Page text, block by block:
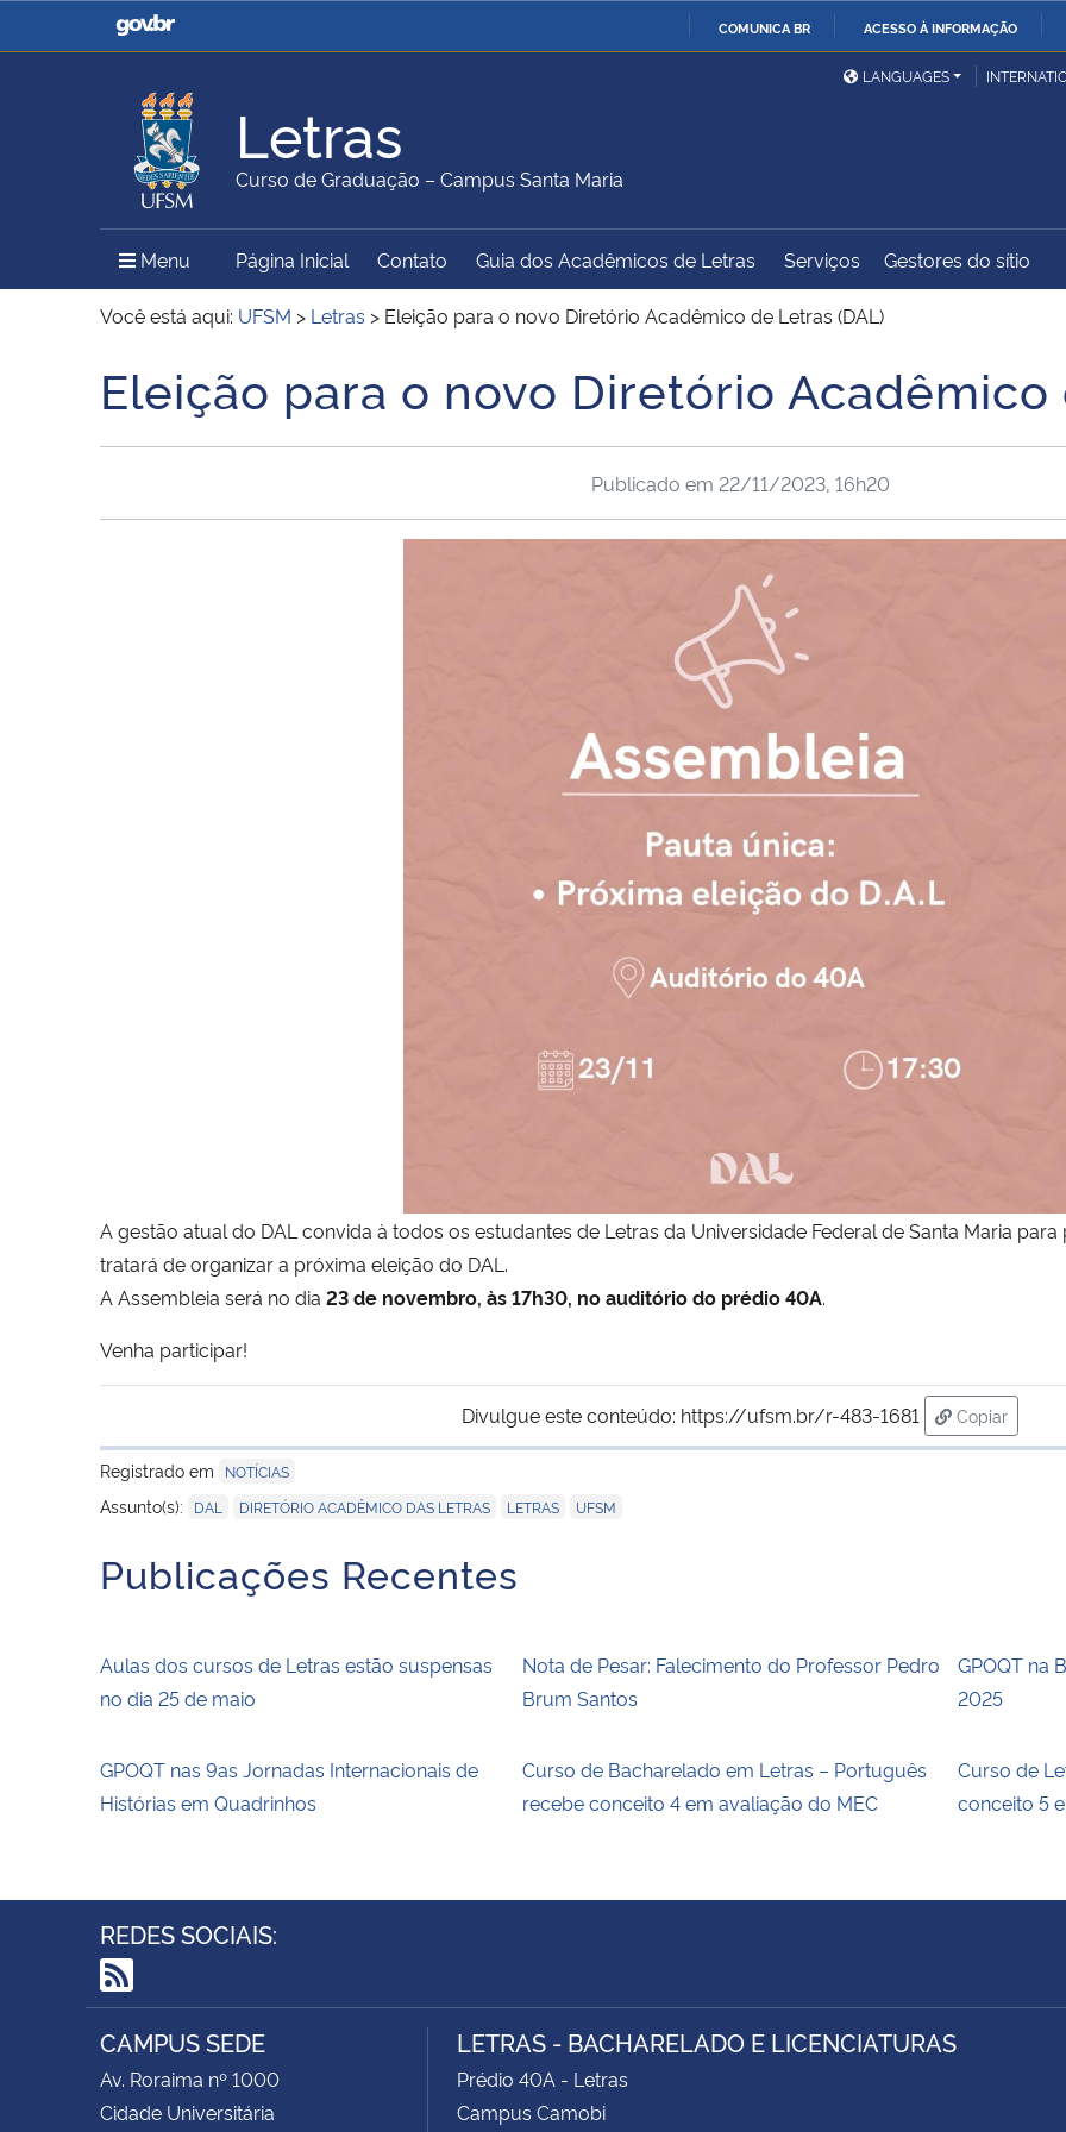
COMUNICA BR ACESSO À INFORMAÇÃO
Casa Civil
Ministério da Justiça e
Ministério da Defesa
Ministério das Relações
Exteriores
Ministério da Agricultura,
Pecuária e Abastecimento
Ministério da Educação
Ministério do Meio Ambiente Ministério do Turismo
Ministério do
Desenvolvimento Regional
Controladoria-Geral da
União
Secretaria de Governo
Gabinete de Segurança
Advocacia-Geral da União Banco Central do Brasil
LANGUAGES
Letras
Curso de Graduação – Campus Santa Maria
Menu Menu Principal do Sítio
Página Inicial Contato Guia dos Acadêmicos de Letras Serviços Gestores do sítio
Você está aqui: UFSM > Letras > Eleição para o novo Diretório Acadêmico de Letras (DAL)
Início do conteúdo
Eleição para o novo Diretório Acadêmico
Publicado em 22/11/2023, 16h20
A gestão atual do DAL convida à todos os estudantes de Letras da Universidade Federal de Santa Maria
tratará de organizar a próxima eleição do DAL.
A Assembleia será no dia 23 de novembro, às 17h30, no auditório do prédio 40A.
Venha participar!
Divulgue este conteúdo: https://ufsm.br/r-483-1681
Copiar
para área
Registrado em
NOTÍCIAS
Assunto(s): DAL DIRETÓRIO ACADÊMICO DAS LETRAS LETRAS UFSM
Publicações Recentes
Aulas dos cursos de Letras estão suspensas
no dia 25 de maio
Nota de Pesar: Falecimento do Professor Pedro
Brum Santos
GPOQT na
2025
GPOQT nas 9as Jornadas Internacionais de
Histórias em Quadrinhos
Curso de Bacharelado em Letras – Português
recebe conceito 4 em avaliação do MEC
Curso de
conceito 5
REDES SOCIAIS:
RSS
CAMPUS SEDE
Av. Roraima nº 1000
Cidade Universitária
LETRAS - BACHARELADO E LICENCIATURAS
Prédio 40A - Letras
Campus Camobi